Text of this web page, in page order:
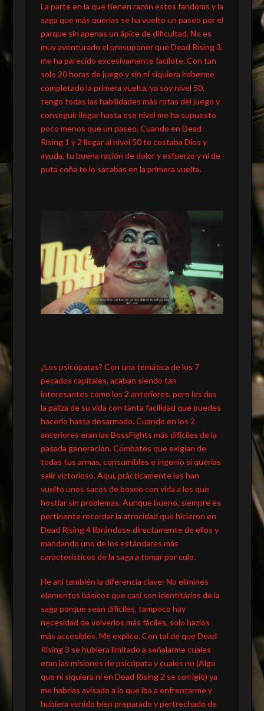
La parte en la que tienen razón estos fandoms y la
saga que más querías se ha vuelto un paseo por el
parque sin apenas un ápice de dificultad. No es
muy aventurado el presuponer que Dead Rising 3,
me ha parecido excesivamente facilote. Con tan
solo 20 horas de juego y sin ni siquiera haberme
completado la primera vuelta, ya soy nivel 50,
tengo todas las habilidades más rotas del juego y
conseguir llegar hasta ese nivel me ha supuesto
poco menos que un paseo. Cuando en Dead
Rising 1 y 2 llegar al nivel 50 te costaba Dios y
ayuda, tu buena ración de dolor y esfuerzo y ni de
puta coña te lo sacabas en la primera vuelta.
¿Los psicópatas? Con una temática de los 7
pecados capitales, acaban siendo tan
interesantes como los 2 anteriores, pero les das
la paliza de su vida con tanta facilidad que puedes
hacerlo hasta desarmado. Cuando en los 2
anteriores eran las BossFights más difíciles de la
pasada generación. Combates que exigían de
todas tus armas, consumibles e ingenio si querías
salir victorioso. Aquí, prácticamente los han
vuelto unos sacos de boxeo con vida a los que
hostiar sin problemas. Aunque bueno, siempre es
pertinente recordar la atrocidad que hicieron en
Dead Rising 4 librándose directamente de ellos y
mandando uno de los estándares más
característicos de la saga a tomar por culo.
He ahí también la diferencia clave: No elimines
elementos básicos que casi son identitários de la
saga porque sean difíciles, tampoco hay
necesidad de volverlos más fáciles, solo hazlos
más accesibles. Me explico. Con tal de que Dead
Rising 3 se hubiera limitado a señalarme cuales
eran las misiones de psicópata y cuales no (Algo
que ni siquiera ni en Dead Rising 2 se corrigió) ya
me habrías avisado a lo que iba a enfrentarme y
hubiera venido bien preparado y pertrechado de